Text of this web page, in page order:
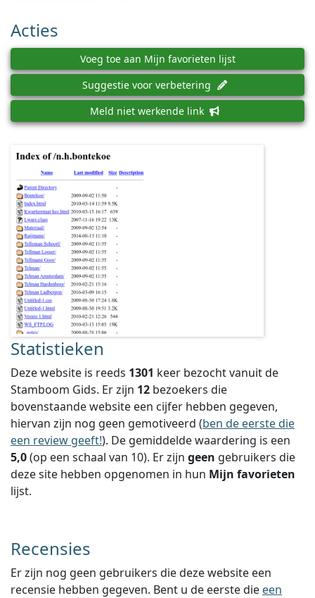
Acties
Voeg toe aan Mijn favorieten lijst
Suggestie voor verbetering
Meld niet werkende link
Statistieken
Deze website is reeds 1301 keer bezocht vanuit de
Stamboom Gids. Er zijn 12 bezoekers die
bovenstaande website een cijfer hebben gegeven,
hiervan zijn nog geen gemotiveerd (ben de eerste die
een review geeft!). De gemiddelde waardering is een
5,0(op een schaal van 10). Er zijn geen gebruikers die
deze site hebben opgenomen in hun Mijn favorieten
lijst.
Recensies
Er zijn nog geen gebruikers die deze website een
recensie hebben gegeven. Bent u de eerste die een